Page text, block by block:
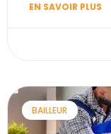
EN SAVOIR PLUS
BAILLEUR